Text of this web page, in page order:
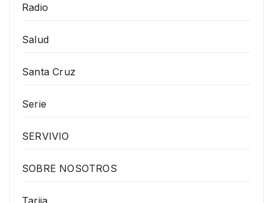
Radio
Salud
Santa Cruz
Serie
SERVIVIO
SOBRE NOSOTROS
Tarija